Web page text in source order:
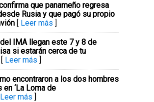
que panameño regresa
Rusia y que pagó su propio
[ Leer más ]
IMA llegan este 7 y 8 de
si estarán cerca de tu
[ Leer más ]
encontraron a los dos hombres
‘La Loma de
Leer más ]